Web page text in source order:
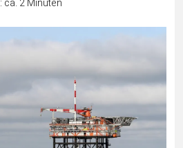
ca. 2 Minuten